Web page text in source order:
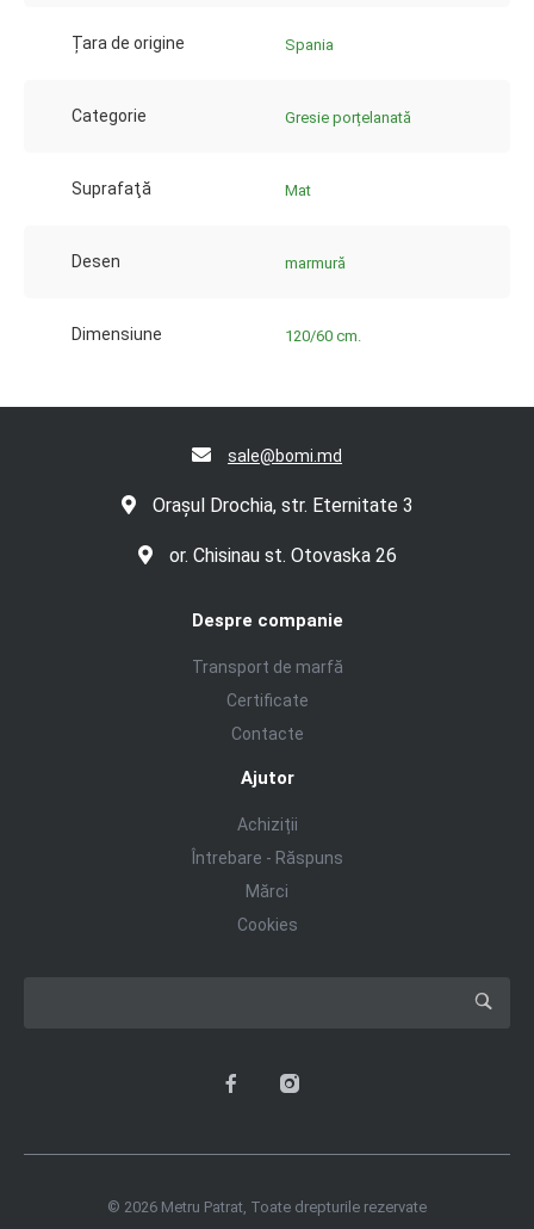
Țara de origine Spania
Categorie Gresie porțelanată
Suprafaţă Mat
Desen marmură
Dimensiune 120/60 cm.
sale@bomi.md
Orașul Drochia, str. Eternitate 3
or. Chisinau st. Otovaska 26
Despre companie
Transport de marfă
Certificate
Contacte
Ajutor
Achiziții
Întrebare - Răspuns
Mărci
Cookies
© 2026 Metru Patrat, Toate drepturile rezervate